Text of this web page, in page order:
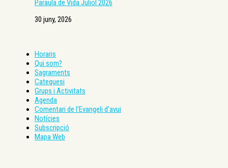
Paraula de Vida Juliol 2026
30 juny, 2026
Horaris
Qui som?
Sagraments
Catequesi
Grups i Activitats
Agenda
Comentari de l’Evangeli d’avui
Notícies
Subscripció
Mapa Web